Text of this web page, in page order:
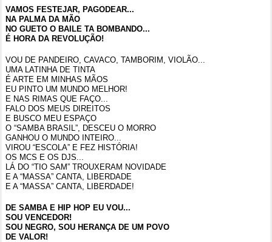
VAMOS FESTEJAR, PAGODEAR...
NA PALMA DA MÃO
NO GUETO O BAILE TA BOMBANDO...
É HORA DA REVOLUÇÃO!
VOU DE PANDEIRO, CAVACO, TAMBORIM, VIOLÃO...
UMA LATINHA DE TINTA
É ARTE EM MINHAS MÃOS
EU PINTO UM MUNDO MELHOR!
E NAS RIMAS QUE FAÇO...
FALO DOS MEUS DIREITOS
E BUSCO MEU ESPAÇO
O “SAMBA BRASIL”, DESCEU O MORRO
GANHOU O MUNDO INTEIRO...
VIROU “ESCOLA” E FEZ HISTÓRIA!
OS MCS E OS DJS...
LÁ DO “TIO SAM” TROUXERAM NOVIDADE
E A “MASSA” CANTA, LIBERDADE
E A “MASSA” CANTA, LIBERDADE!
DE SAMBA E HIP HOP EU VOU...
SOU VENCEDOR!
SOU NEGRO, SOU HERANÇA DE UM POVO
DE VALOR!